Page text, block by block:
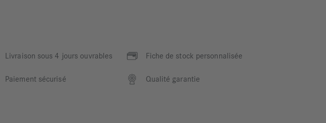
Livraison sous 4 jours ouvrables Fiche de stock personnalisée
Paiement sécurisé Qualité garantie